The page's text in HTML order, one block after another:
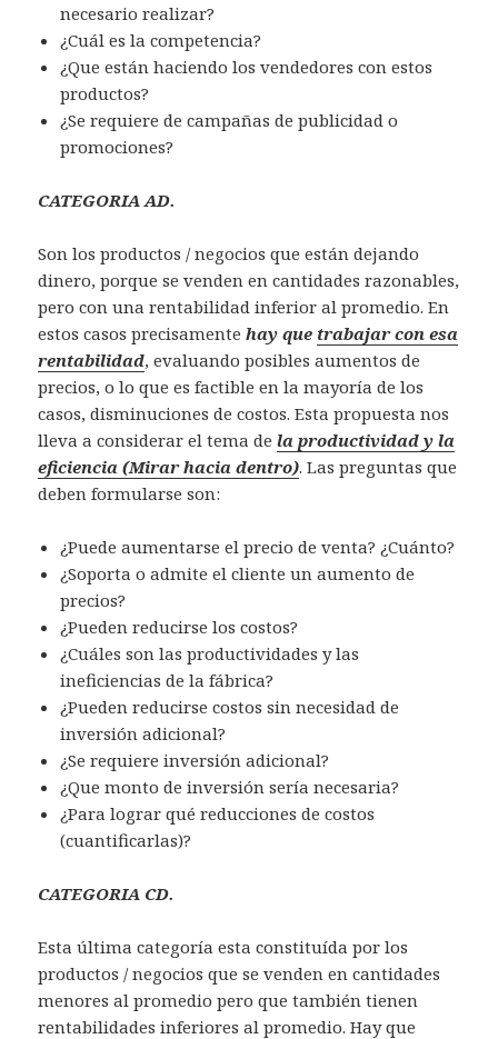
necesario realizar?
¿Cuál es la competencia?
¿Que están haciendo los vendedores con estos
productos?
¿Se requiere de campañas de publicidad o
promociones?
CATEGORIA AD.
Son los productos / negocios que están dejando
dinero, porque se venden en cantidades razonables,
pero con una rentabilidad inferior al promedio. En
estos casos precisamentehay que trabajar con esa
rentabilidad, evaluando posibles aumentos de
precios, o lo que es factible en la mayoría de los
casos, disminuciones de costos. Esta propuesta nos
lleva a considerar el tema dela productividad y la
eficiencia (Mirar hacia dentro). Las preguntas que
deben formularse son:
¿Puede aumentarse el precio de venta? ¿Cuánto?
¿Soporta o admite el cliente un aumento de
precios?
¿Pueden reducirse los costos?
¿Cuáles son las productividades y las
ineficiencias de la fábrica?
¿Pueden reducirse costos sin necesidad de
inversión adicional?
¿Se requiere inversión adicional?
¿Que monto de inversión sería necesaria?
¿Para lograr qué reducciones de costos
(cuantificarlas)?
CATEGORIA CD.
Esta última categoría esta constituída por los
productos / negocios que se venden en cantidades
menores al promedio pero que también tienen
rentabilidades inferiores al promedio. Hay que